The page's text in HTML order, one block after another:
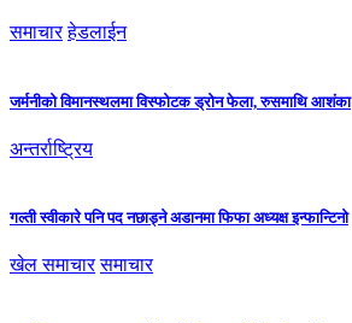
समाचार हेडलाईन
जर्मनीको विमानस्थलमा विस्फोटक ड्रोन फेला, रुसमाथि आशंका
अन्तर्राष्ट्रिय
गल्ती स्वीकारे पनि पद नछाड्ने अडानमा फिफा अध्यक्ष इन्फान्टिनो
खेल समाचार समाचार